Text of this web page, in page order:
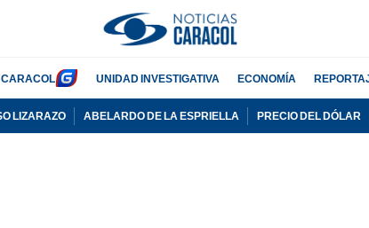
CARACOL UNIDAD INVESTIGATIVA ECONOMÍA
LIZARAZO ABELARDO DE LA ESPRIELLA PRECIO DEL DÓLAR